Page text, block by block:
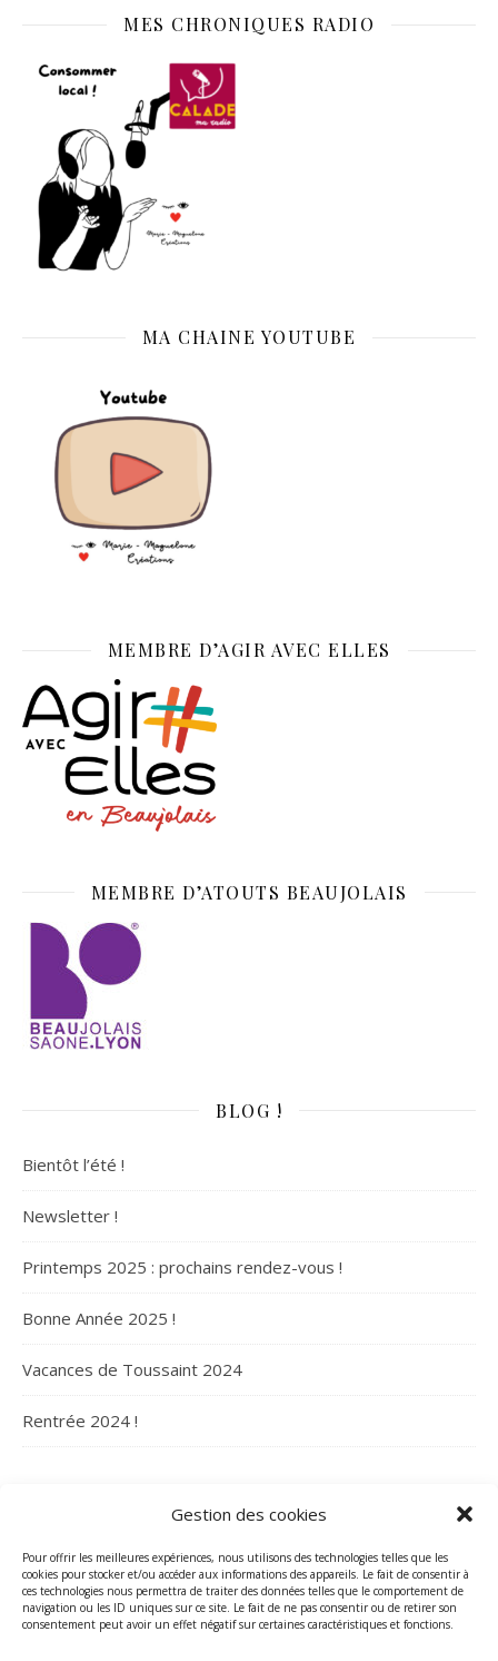
Gestion des cookies
Pour offrir les meilleures expériences, nous utilisons des technologies telles que les
cookies pour stocker et/ou accéder aux informations des appareils. Le fait de consentir à
ces technologies nous permettra de traiter des données telles que le comportement de
navigation ou les ID uniques sur ce site. Le fait de ne pas consentir ou de retirer son
consentement peut avoir un effet négatif sur certaines caractéristiques et fonctions.
MES CHRONIQUES RADIO
MA CHAINE YOUTUBE
MEMBRE D’AGIR AVEC ELLES
MEMBRE D’ATOUTS BEAUJOLAIS
BLOG !
Bientôt l’été !
Newsletter !
Printemps 2025 : prochains rendez-vous !
Bonne Année 2025 !
Vacances de Toussaint 2024
Rentrée 2024 !
ARCHIVES
Archives